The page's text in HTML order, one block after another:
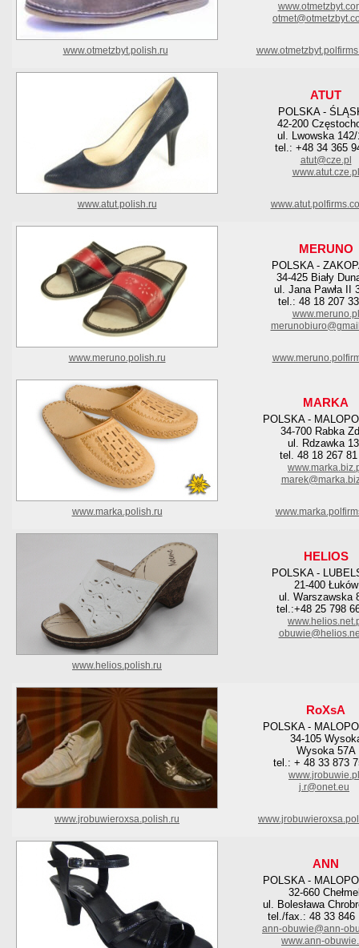
www.otmetzbyt.polish.ru
ATUT
POLSKA -
42-200
ul. Lwowska 142/
tel.: +48 34 365
atut@cze.pl
www.atut.cze.pl
www.atut.polish.ru
MERUNO
POLSKA -
34-425 Biały
ul. Jana Pawła II
tel.: 48 18 207
www.meruno.pl
www.meruno.polish.ru
MARKA
POLSKA -
34-700 Rabka
ul. Rdzawka
tel. 48 18 267
www.marka.polish.ru
HELIOS
POLSKA -
21-400 Łuków
ul. Warszawska
tel.:+48 25 798
www.helios.polish.ru
RoXsA
POLSKA -
34-105
Wysoka 57A
tel.: + 48 33 873
www.jrobuwie.pl
j.r@onet.eu
www.jrobuwieroxsa.polish.ru
ANN
POLSKA -
32-660
ul. Bolesława
tel./fax.: 48 33 846
ann-obuwie@ann-
www.ann-